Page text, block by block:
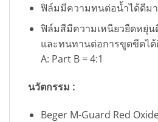
ฟิล์มมีความทนต่อน้ำได้ดีม
ฟิล์มสีมีความเหนียวยืดหยุ่น
และทนทานต่อการขูดขีดไ
A: Part B = 4:1
นวัตกรรม :
Beger M-Guard Red